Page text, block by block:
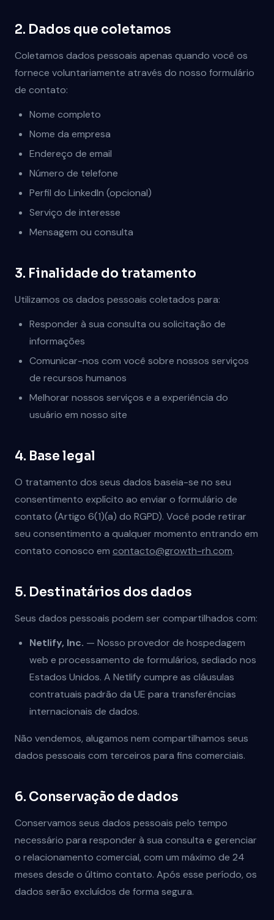
2. Dados que coletamos
Coletamos dados pessoais apenas quando você os
fornece voluntariamente através do nosso formulário
de contato:
Nome completo
Nome da empresa
Endereço de email
Número de telefone
Perfil do LinkedIn (opcional)
Serviço de interesse
Mensagem ou consulta
3. Finalidade do tratamento
Utilizamos os dados pessoais coletados para:
Responder à sua consulta ou solicitação de
informações
Comunicar-nos com você sobre nossos serviços
de recursos humanos
Melhorar nossos serviços e a experiência do
usuário em nosso site
4. Base legal
O tratamento dos seus dados baseia-se no seu
consentimento explícito ao enviar o formulário de
contato (Artigo 6(1)(a) do RGPD). Você pode retirar
seu consentimento a qualquer momento entrando em
contato conosco em contacto@growth-rh.com.
5. Destinatários dos dados
Seus dados pessoais podem ser compartilhados com:
Netlify, Inc. — Nosso provedor de hospedagem
web e processamento de formulários, sediado nos
Estados Unidos. A Netlify cumpre as cláusulas
contratuais padrão da UE para transferências
internacionais de dados.
Não vendemos, alugamos nem compartilhamos seus
dados pessoais com terceiros para fins comerciais.
6. Conservação de dados
Conservamos seus dados pessoais pelo tempo
necessário para responder à sua consulta e gerenciar
o relacionamento comercial, com um máximo de 24
meses desde o último contato. Após esse período, os
dados serão excluídos de forma segura.